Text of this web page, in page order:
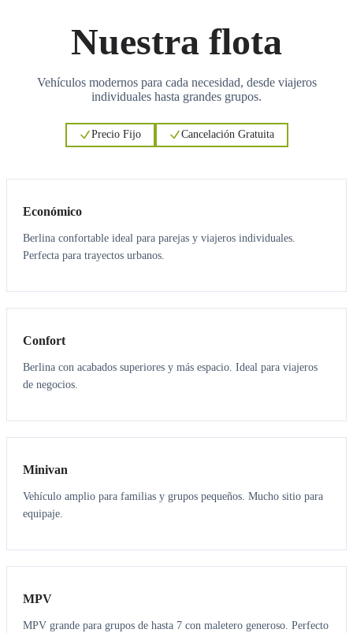
Nuestra flota
Vehículos modernos para cada necesidad, desde viajeros
individuales hasta grandes grupos.
Precio Fijo Cancelación Gratuita
Económico
Berlina confortable ideal para parejas y viajeros individuales.
Perfecta para trayectos urbanos.
3 3
Confort
Berlina con acabados superiores y más espacio. Ideal para viajeros
de negocios.
6 5
Minivan
Vehículo amplio para familias y grupos pequeños. Mucho sitio para
equipaje.
7 7
MPV
MPV grande para grupos de hasta 7 con maletero generoso. Perfecto